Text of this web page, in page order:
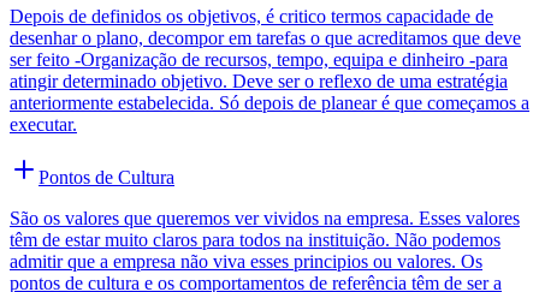
Depois de definidos os objetivos, é critico termos capacidade de
desenhar o plano, decompor em tarefas o que acreditamos que deve
ser feito -Organização de recursos, tempo, equipa e dinheiro -para
atingir determinado objetivo. Deve ser o reflexo de uma estratégia
anteriormente estabelecida. Só depois de planear é que começamos a
executar.
Pontos de Cultura
São os valores que queremos ver vividos na empresa. Esses valores
têm de estar muito claros para todos na instituição. Não podemos
admitir que a empresa não viva esses principios ou valores. Os
pontos de cultura e os comportamentos de referência têm de ser a